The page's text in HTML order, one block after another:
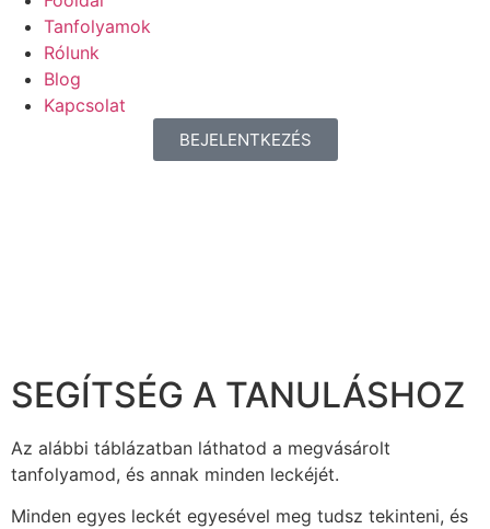
Tanfolyamok
Rólunk
Blog
Kapcsolat
BEJELENTKEZÉS
SEGÍTSÉG A TANULÁSHOZ
Az alábbi táblázatban láthatod a megvásárolt
tanfolyamod, és annak minden leckéjét.
Minden egyes leckét egyesével meg tudsz tekinteni, és